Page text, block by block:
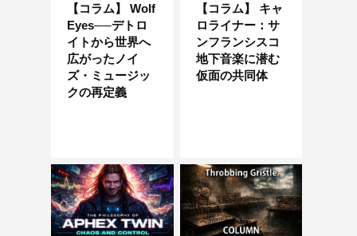
【コラム】 Wolf
Eyes──デトロ
イトから世界へ
広がったノイ
ズ・ミュージッ
クの再定義
【コラム】 キャ
ロライナー：サ
ンフランシスコ
地下音楽に潜む
仮面の共同体